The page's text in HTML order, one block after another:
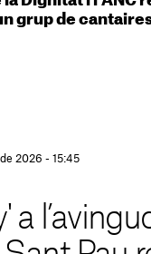
grup de
2026 - 15:45
a